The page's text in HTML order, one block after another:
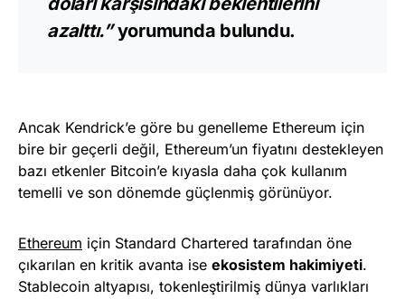
azalttı.”yorumunda bulundu.
Ancak Kendrick’e göre bu genelleme Ethereum için
bire bir geçerli değil, Ethereum’un fiyatını destekleyen
bazı etkenler Bitcoin’e kıyasla daha çok kullanım
temelli ve son dönemde güçlenmiş görünüyor.
Ethereum için Standard Chartered tarafından öne
çıkarılan en kritik avanta ise ekosistem hakimiyeti.
Stablecoin altyapısı, tokenleştirilmiş dünya varlıkları